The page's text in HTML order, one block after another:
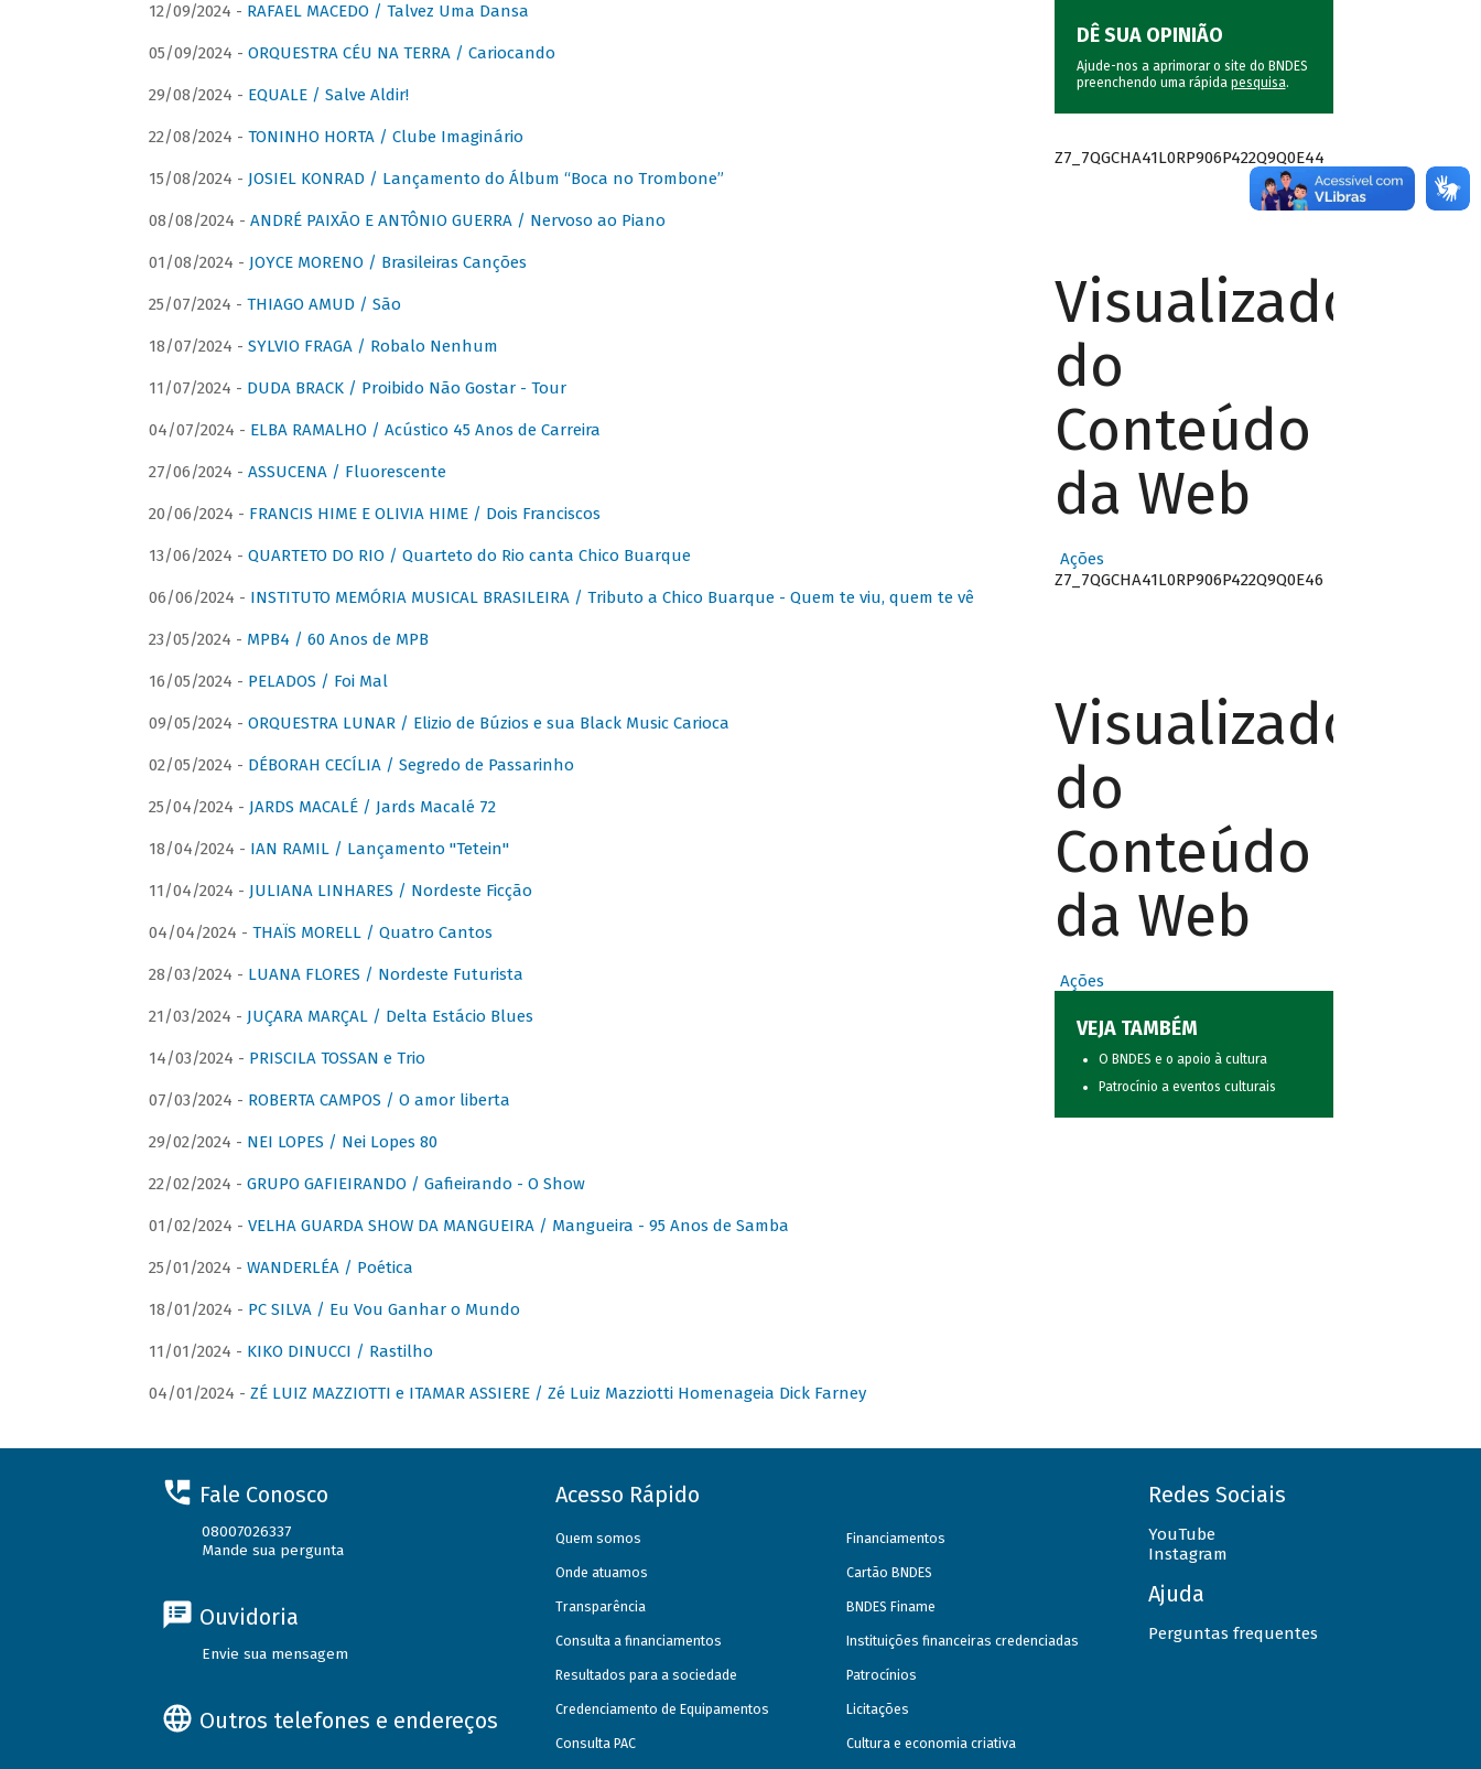
12/09/2024 - RAFAEL MACEDO / Talvez Uma Dansa
05/09/2024 - ORQUESTRA CÉU NA TERRA / Cariocando
29/08/2024 - EQUALE / Salve Aldir!
22/08/2024 - TONINHO HORTA / Clube Imaginário
15/08/2024 - JOSIEL KONRAD / Lançamento do Álbum “Boca no Trombone”
08/08/2024 - ANDRÉ PAIXÃO E ANTÔNIO GUERRA / Nervoso ao Piano
01/08/2024 - JOYCE MORENO / Brasileiras Canções
25/07/2024 - THIAGO AMUD / São
18/07/2024 - SYLVIO FRAGA / Robalo Nenhum
11/07/2024 - DUDA BRACK / Proibido Não Gostar - Tour
04/07/2024 - ELBA RAMALHO / Acústico 45 Anos de Carreira
27/06/2024 - ASSUCENA / Fluorescente
20/06/2024 - FRANCIS HIME E OLIVIA HIME / Dois Franciscos
13/06/2024 - QUARTETO DO RIO / Quarteto do Rio canta Chico Buarque
06/06/2024 - INSTITUTO MEMÓRIA MUSICAL BRASILEIRA / Tributo a Chico Buarque - Quem te viu, quem te vê
23/05/2024 - MPB4 / 60 Anos de MPB
16/05/2024 - PELADOS / Foi Mal
09/05/2024 - ORQUESTRA LUNAR / Elizio de Búzios e sua Black Music Carioca
02/05/2024 - DÉBORAH CECÍLIA / Segredo de Passarinho
25/04/2024 - JARDS MACALÉ / Jards Macalé 72
18/04/2024 - IAN RAMIL / Lançamento "Tetein"
11/04/2024 - JULIANA LINHARES / Nordeste Ficção
04/04/2024 - THAÏS MORELL / Quatro Cantos
28/03/2024 - LUANA FLORES / Nordeste Futurista
21/03/2024 - JUÇARA MARÇAL / Delta Estácio Blues
14/03/2024 - PRISCILA TOSSAN e Trio
07/03/2024 - ROBERTA CAMPOS / O amor liberta
29/02/2024 - NEI LOPES / Nei Lopes 80
22/02/2024 - GRUPO GAFIEIRANDO / Gafieirando - O Show
01/02/2024 - VELHA GUARDA SHOW DA MANGUEIRA / Mangueira - 95 Anos de Samba
25/01/2024 - WANDERLÉA / Poética
18/01/2024 - PC SILVA / Eu Vou Ganhar o Mundo
11/01/2024 - KIKO DINUCCI / Rastilho
04/01/2024 - ZÉ LUIZ MAZZIOTTI e ITAMAR ASSIERE / Zé Luiz Mazziotti Homenageia Dick Farney
DÊ SUA OPINIÃO
Ajude-nos a aprimorar o site do BNDES
preenchendo uma rápida pesquisa.
Z7_7QGCHA41L0RP906P422Q9Q0E44
Visualizador
do
Conteúdo
da Web
Ações
Z7_7QGCHA41L0RP906P422Q9Q0E46
Visualizador
do
Conteúdo
da Web
Ações
VEJA TAMBÉM
O BNDES e o apoio à cultura
Patrocínio a eventos culturais
Fale Conosco
08007026337
Mande sua pergunta
Ouvidoria
Envie sua mensagem
Outros telefones e endereços
Acesso Rápido
Quem somos
Onde atuamos
Transparência
Consulta a financiamentos
Resultados para a sociedade
Credenciamento de Equipamentos
Consulta PAC
Financiamentos
Cartão BNDES
BNDES Finame
Instituições financeiras credenciadas
Patrocínios
Licitações
Cultura e economia criativa
Redes Sociais
YouTube
Instagram
Ajuda
Perguntas frequentes